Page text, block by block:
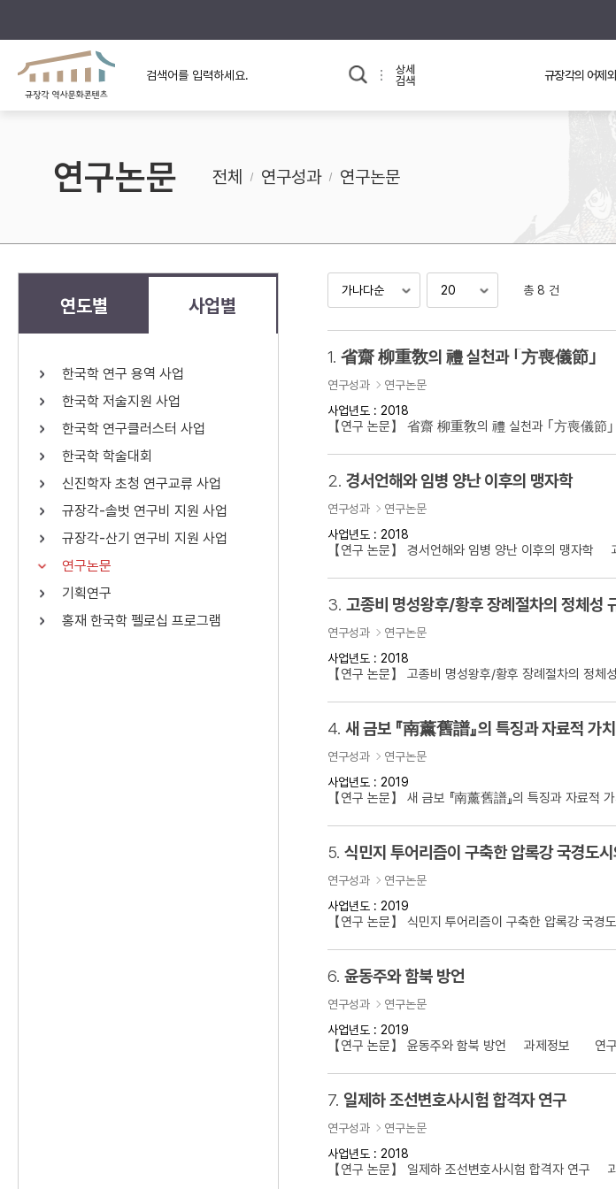
규장각의 어제와 오늘
규장각 소개영상
사료와 문학으로 본
고대
조선 후기
근대
교과 연동 자료
상세
검색
검색 연산자 사용안내
연산자 설명
AND
OR 정조 OR 정약용 “정조” 또는 “정약용”이 포함된 자료를 검색
료를 검색
규장각의 어제
연구논문 전체 연구성과 연구논문
연도별 사업별
한국학 연구 용역 사업
한국학 저술지원 사업
한국학 연구클러스터 사업
한국학 학술대회
신진학자 초청 연구교류 사업
규장각-솔벗 연구비 지원 사업
규장각-산기 연구비 지원 사업
연구논문
기획연구
홍재 한국학 펠로십 프로그램
총 8 건
1. 省齋 柳重敎의 禮 실천과 ｢方喪儀節｣
연구성과
연구논문
사업년도 : 2018
【연구 논문】 省齋 柳重敎의 禮 실천과 ｢方喪
2. 경서언해와 임병 양난 이후의 맹자학
연구성과
연구논문
사업년도 : 2018
【연구 논문】 경서언해와 임병 양난 이후의 맹자
3. 고종비 명성왕후/황후 장례절차의 정체성
연구성과
연구논문
사업년도 : 2018
【연구 논문】 고종비 명성왕후/황후 장례절차의
4. 새 금보 『南薰舊譜』의 특징과 자료적 가치
연구성과
연구논문
사업년도 : 2019
【연구 논문】 새 금보 『南薰舊譜』의 특징과 자
5. 식민지 투어리즘이 구축한 압록강 국경도
연구성과
연구논문
사업년도 : 2019
【연구 논문】 식민지 투어리즘이 구축한 압록강 국
6. 윤동주와 함북 방언
연구성과
연구논문
사업년도 : 2019
【연구 논문】 윤동주와 함북 방언 과제정보 연구
7. 일제하 조선변호사시험 합격자 연구
연구성과
연구논문
사업년도 : 2018
【연구 논문】 일제하 조선변호사시험 합격자 연